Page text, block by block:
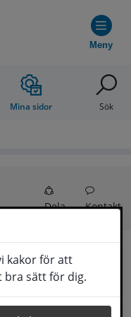
kakor för att
bra sätt för dig.
Meny
Mina sidor Sök
Dela Kontakt
Lyssna